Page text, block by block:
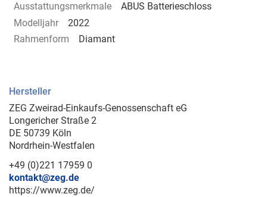
Ausstattungsmerkmale
ABUS Batterieschloss
Modelljahr
2022
Rahmenform
Diamant
Hersteller
ZEG Zweirad-Einkaufs-Genossenschaft eG
Longericher Straße 2
DE 50739 Köln
Nordrhein-Westfalen
+49 (0)221 17959 0
kontakt@zeg.de
https://www.zeg.de/